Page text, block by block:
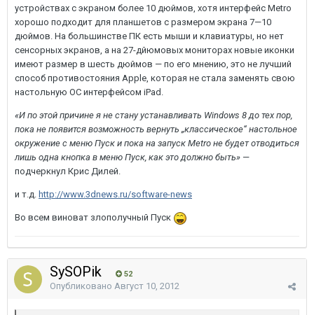
устройствах с экраном более 10 дюймов, хотя интерфейс Metro
хорошо подходит для планшетов с размером экрана 7—10
дюймов. На большинстве ПК есть мыши и клавиатуры, но нет
сенсорных экранов, а на 27-дйюмовых мониторах новые иконки
имеют размер в шесть дюймов — по его мнению, это не лучший
способ противостояния Apple, которая не стала заменять свою
настольную ОС интерфейсом iPad.
«И по этой причине я не стану устанавливать Windows 8 до тех пор,
пока не появится возможность вернуть „классическое“ настольное
окружение с меню Пуск и пока на запуск Metro не будет отводиться
лишь одна кнопка в меню Пуск, как это должно быть» —
подчеркнул Крис Дилей.
и т.д. http://www.3dnews.ru/software-news
Во всем виноват злополучный Пуск
SySOPik 52
Опубликовано Август 10, 2012